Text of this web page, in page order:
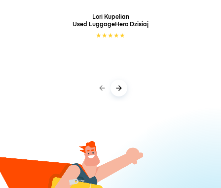
Lori Kupelian
Used LuggageHero Dzisiaj
★★★★★